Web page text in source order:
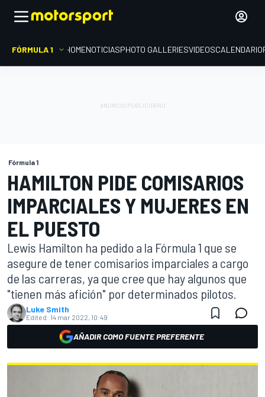
FÓRMULA 1 HOMENOTICIASPHOTO GALLERIESVIDEOSCALENDARIO
Fórmula 1
HAMILTON PIDE COMISARIOS
IMPARCIALES Y MUJERES EN
EL PUESTO
Lewis Hamilton ha pedido a la Fórmula 1 que se
asegure de tener comisarios imparciales a cargo
de las carreras, ya que cree que hay algunos que
"tienen más afición" por determinados pilotos.
Luke Smith
Edited: 14 mar 2022, 10:49
AÑADIR COMO FUENTE PREFERENTE